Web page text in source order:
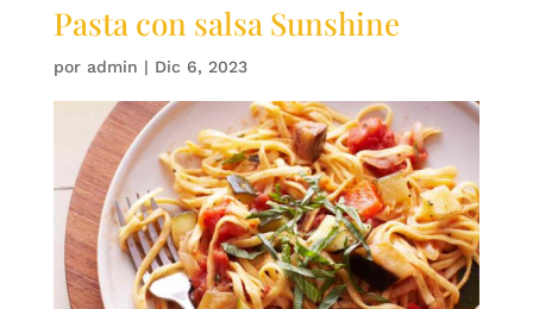
Pasta con salsa Sunshine
por admin | Dic 6, 2023